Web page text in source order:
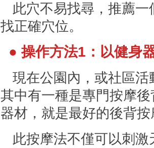
此穴不易找尋，推薦一
找正確穴位。
● 操作方法1：以健身
現在公園內，或社區活
其中有一種是專門按摩
器材，就是最好的後背
此按摩法不僅可以刺激